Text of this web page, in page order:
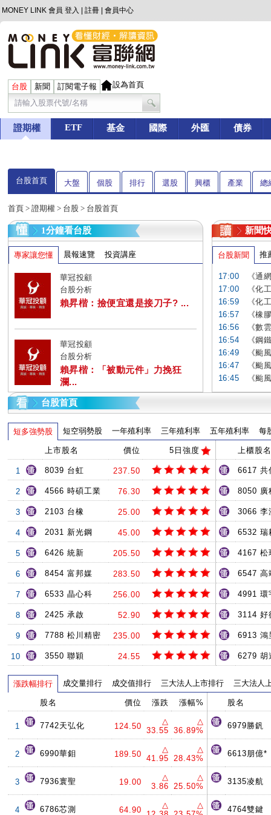
MONEY LINK 會員 登入 註冊 會員中心
台股 新聞 訂閱電子報 設為首頁
證期權 ETF 基金 國際 外匯 債券
台股首頁 大盤 個股 排行 選股 興櫃 產業 總
首頁 > 證期權 > 台股 > 台股首頁
1分鐘看台股
專家讓您懂 晨報速覽 投資講座
華冠投顧
台股分析
賴昇楷：撿便宜還是接刀子? ...
華冠投顧
台股分析
賴昇楷：「被動元件」力挽狂
瀾...
新聞
台股新聞 推
17:00
《通
17:00
《化
16:59
《化
16:57
《橡
16:56
《數
16:54
《鋼
16:49
《颱
16:47
《颱
16:45
《颱
台股首頁
短多強勢股 短空弱勢股 一年殖利率 三年殖利率 五年殖利率 每
上市股名 價位 5日強度
1 8039 台虹 237.50
2 4566 時碩工業 76.30
3 2103 台橡 25.00
4 2031 新光鋼 45.00
5 6426 統新 205.50
6 8454 富邦媒 283.50
7 6533 晶心科 256.00
8 2425 承啟 52.90
9 7788 松川精密 235.00
10 3550 聯穎 24.55
上櫃股名
6617 共
8050 廣
3066 李
6532 瑞
4167 松
6547 高
4991 環
3114 好
6913 鴻
6279 胡
漲跌幅排行 成交量排行 成交值排行 三大法人上市排行 三大法人
股名 價位 漲跌 漲幅%
1 7742天弘化 124.50
△
33.55
△
36.89%
2 6990華鉬 189.50
△
41.95
△
28.43%
3 7936寰聖 19.00
△
3.86
△
25.50%
4 6786芯測 64.90
△
△
股名
6979勝釩
6613朋億*
3135凌航
4764雙鍵